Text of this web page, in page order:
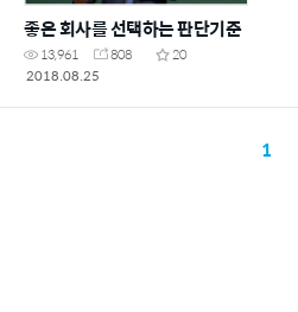
좋은 회사를 선택하는 판단기준
13,961 808
20
2018.08.25
1